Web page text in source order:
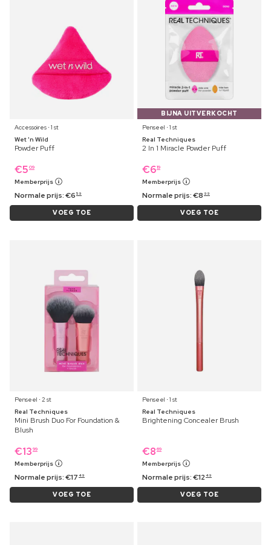
Accessoires ⋅ 1 st
Wet 'n Wild
Powder Puff
€5 09
Memberprijs
Normale prijs:€6 59
VOEG TOE
BIJNA UITVERKOCHT
Penseel ⋅ 1 st
Real Techniques
2 In 1 Miracle Powder Puff
€619
Memberprijs
Normale prijs:€8 99
VOEG TOE
Penseel ⋅ 2 st
Real Techniques
Mini Brush Duo For Foundation &
Blush
€13 99
Memberprijs
Normale prijs:€17 49
VOEG TOE
Penseel ⋅ 1 st
Real Techniques
Brightening Concealer Brush
€8 69
Memberprijs
Normale prijs:€12 49
VOEG TOE